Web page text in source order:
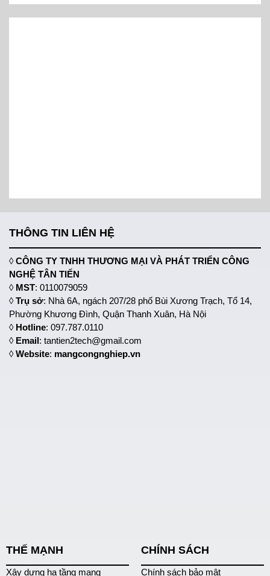
THÔNG TIN LIÊN HỆ
◊CÔNG TY TNHH THƯƠNG MẠI VÀ PHÁT TRIỂN CÔNG
NGHỆ TÂN TIẾN
◊ MST: 0110079059
◊Trụ sở: Nhà 6A, ngách 207/28 phố Bùi Xương Trạch, Tổ 14,
Phường Khương Đình, Quận Thanh Xuân, Hà Nội
◊ Hotline: 097.787.0110
◊ Email: tantien2tech@gmail.com
◊Website: mangcongnghiep.vn
THẾ MẠNH
Xây dựng hạ tầng mạng
CHÍNH SÁCH
Chính sách bảo mật